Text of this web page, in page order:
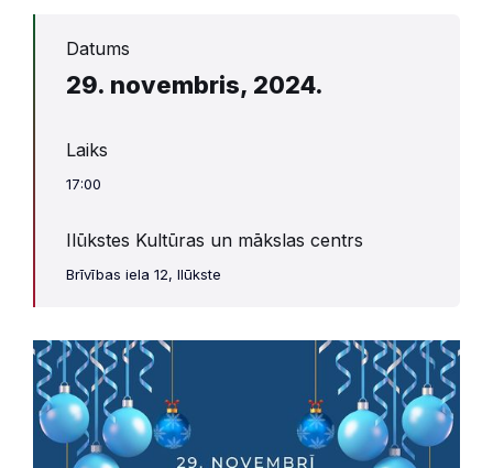
Datums
29. novembris, 2024.
Laiks
17:00
Ilūkstes Kultūras un mākslas centrs
Brīvības iela 12, Ilūkste